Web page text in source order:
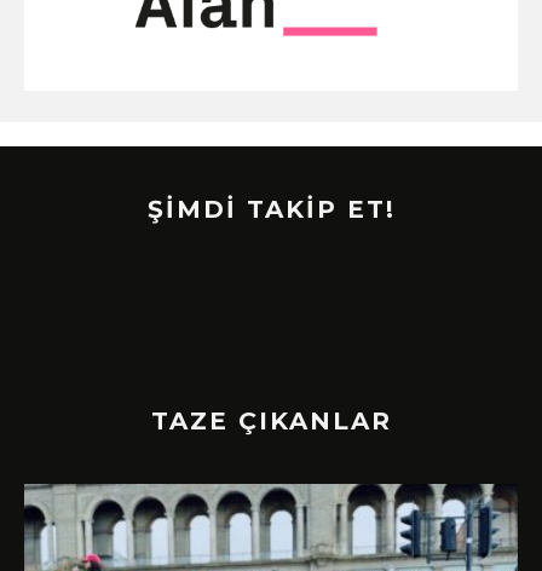
ŞİMDİ TAKİP ET!
TAZE ÇIKANLAR